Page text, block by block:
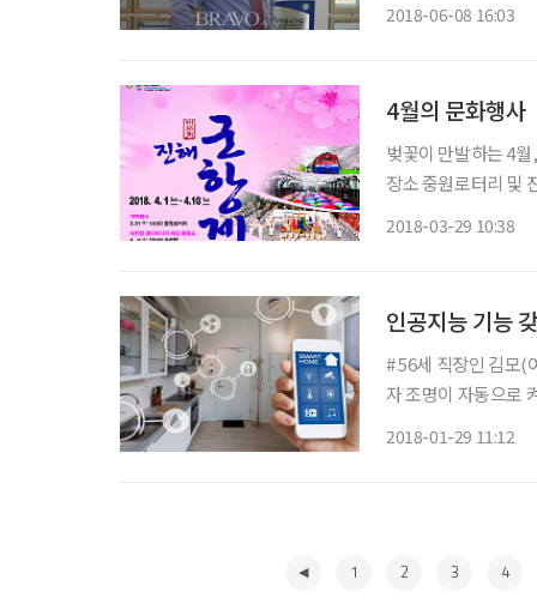
2018-06-08 16:03
4월의 문화행사
벚꽃이 만발하는 4월, 이달의
장소 중원로터리 및
2018-03-29 10:38
인공지능 기능
# 56세 직장인 김모(
자 조명이 자동으로
2018-01-29 11:12
1 2 3 4